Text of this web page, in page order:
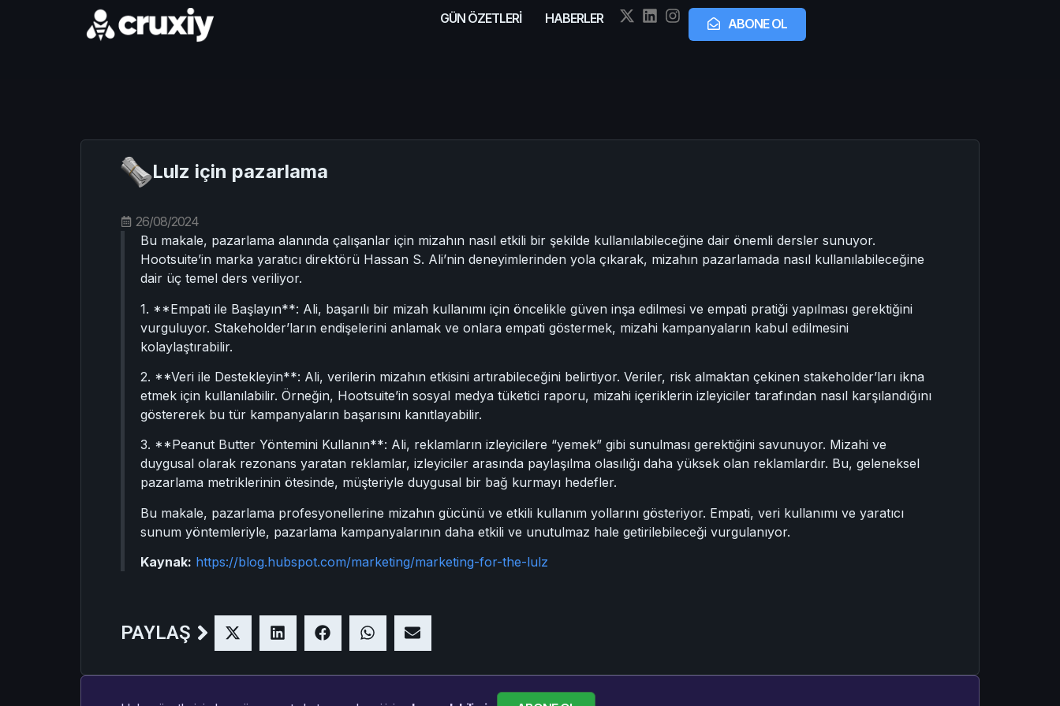
GÜN ÖZETLERİ HABERLER ABONE OL
Lulz için pazarlama
26/08/2024
Bu makale, pazarlama alanında çalışanlar için mizahın nasıl etkili bir şekilde kullanılabileceğine dair önemli dersler sunuyor.
Hootsuite’in marka yaratıcı direktörü Hassan S. Ali’nin deneyimlerinden yola çıkarak, mizahın pazarlamada nasıl kullanılabileceğine
dair üç temel ders veriliyor.
1. **Empati ile Başlayın**: Ali, başarılı bir mizah kullanımı için öncelikle güven inşa edilmesi ve empati pratiği yapılması gerektiğini
vurguluyor. Stakeholder’ların endişelerini anlamak ve onlara empati göstermek, mizahi kampanyaların kabul edilmesini
kolaylaştırabilir.
2. **Veri ile Destekleyin**: Ali, verilerin mizahın etkisini artırabileceğini belirtiyor. Veriler, risk almaktan çekinen stakeholder’ları ikna
etmek için kullanılabilir. Örneğin, Hootsuite’in sosyal medya tüketici raporu, mizahi içeriklerin izleyiciler tarafından nasıl karşılandığını
göstererek bu tür kampanyaların başarısını kanıtlayabilir.
3. **Peanut Butter Yöntemini Kullanın**: Ali, reklamların izleyicilere “yemek” gibi sunulması gerektiğini savunuyor. Mizahi ve
duygusal olarak rezonans yaratan reklamlar, izleyiciler arasında paylaşılma olasılığı daha yüksek olan reklamlardır. Bu, geleneksel
pazarlama metriklerinin ötesinde, müşteriyle duygusal bir bağ kurmayı hedefler.
Bu makale, pazarlama profesyonellerine mizahın gücünü ve etkili kullanım yollarını gösteriyor. Empati, veri kullanımı ve yaratıcı
sunum yöntemleriyle, pazarlama kampanyalarının daha etkili ve unutulmaz hale getirilebileceği vurgulanıyor.
Kaynak: https://blog.hubspot.com/marketing/marketing-for-the-lulz
PAYLAŞ